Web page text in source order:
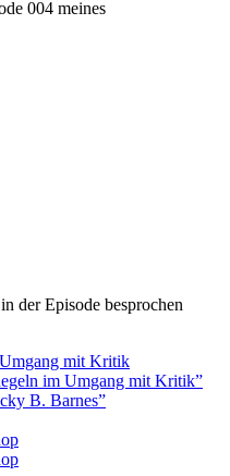
004 meines
der Episode besprochen
mit Kritik
im Umgang mit Kritik”
B. Barnes”